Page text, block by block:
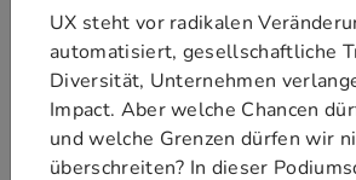
der Warteliste werden
berücksichtigt.
Geschlossene Sessions:
Aussteller entscheidet,
teilnehmen können, daher
Buchung zunächst im
UX steht vor radikalen
automatisiert, gesellschaftliche
Diversität, Unternehmen
Impact. Aber welche Chancen
und welche Grenzen dürfen wir
überschreiten? In dieser